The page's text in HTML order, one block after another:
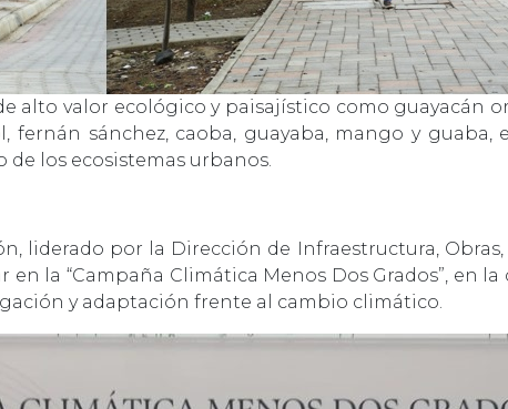
alto valor ecológico y paisajístico como guayacán
fernán sánchez, caoba, guayaba, mango y guaba,
los ecosistemas urbanos.
liderado por la Dirección de Infraestructura,
la “Campaña Climática Menos Dos Grados”, en la
y adaptación frente al cambio climático.